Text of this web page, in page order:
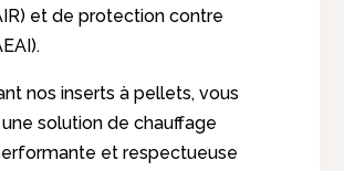
et de protection contre
nos inserts à pellets, vous
solution de chauffage
et respectueuse